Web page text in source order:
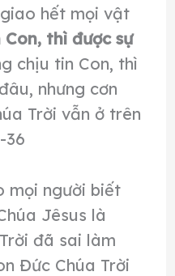
hết mọi vật
thì được sự
chịu tin Con, thì
nhưng cơn
Trời vẫn ở trên
36
mọi người biết
Jêsus là
đã sai làm
Đức Chúa Trời